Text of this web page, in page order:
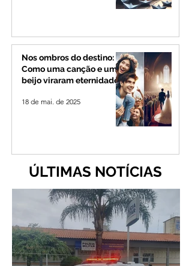
Nos ombros do destino:
Como uma canção e um
beijo viraram eternidade
18 de mai. de 2025
ÚLTIMAS NOTÍCIAS